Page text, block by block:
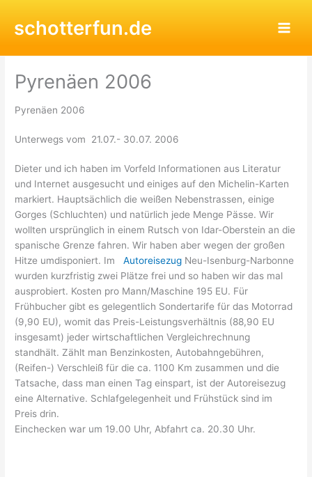
Inhalt
springen
schotterfun.de
Pyrenäen 2006
Pyrenäen 2006
Unterwegs vom 21.07.- 30.07. 2006
Dieter und ich haben im Vorfeld Informationen aus Literatur
und Internet ausgesucht und einiges auf den Michelin-Karten
markiert. Hauptsächlich die weißen Nebenstrassen, einige
Gorges (Schluchten) und natürlich jede Menge Pässe. Wir
wollten ursprünglich in einem Rutsch von Idar-Oberstein an die
spanische Grenze fahren. Wir haben aber wegen der großen
Hitze umdisponiert. Im
Autoreisezug Neu-Isenburg-Narbonne
wurden kurzfristig zwei Plätze frei und so haben wir das mal
ausprobiert. Kosten pro Mann/Maschine 195 EU. Für
Frühbucher gibt es gelegentlich Sondertarife für das Motorrad
(9,90 EU), womit das Preis-Leistungsverhältnis (88,90 EU
insgesamt) jeder wirtschaftlichen Vergleichrechnung
standhält. Zählt man Benzinkosten, Autobahngebühren,
(Reifen-) Verschleiß für die ca. 1100 Km zusammen und die
Tatsache, dass man einen Tag einspart, ist der Autoreisezug
eine Alternative. Schlafgelegenheit und Frühstück sind im
Preis drin.
Einchecken war um 19.00 Uhr, Abfahrt ca. 20.30 Uhr.